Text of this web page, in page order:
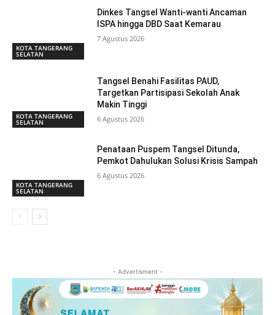
KOTA TANGERANG
SELATAN
Dinkes Tangsel Wanti-wanti Ancaman
ISPA hingga DBD Saat Kemarau
7 Agustus 2026
KOTA TANGERANG
SELATAN
Tangsel Benahi Fasilitas PAUD,
Targetkan Partisipasi Sekolah Anak
Makin Tinggi
6 Agustus 2026
KOTA TANGERANG
SELATAN
Penataan Puspem Tangsel Ditunda,
Pemkot Dahulukan Solusi Krisis Sampah
6 Agustus 2026
- Advertisment -